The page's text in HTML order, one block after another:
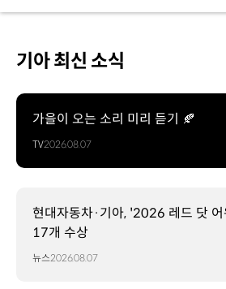
기아 최신 소식
가을이 오는 소리 미리 듣기 🍂
TV2026.08.07
현대자동차·기아, '2026 레드 닷
17개 수상
뉴스2026.08.07